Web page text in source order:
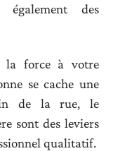
des
la force à votre
se cache une
de la rue, le
sont des leviers
qualitatif.